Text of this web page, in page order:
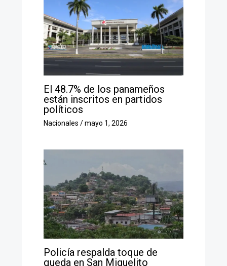
El 48.7% de los panameños
están inscritos en partidos
políticos
Nacionales /mayo 1, 2026
Policía respalda toque de
queda en San Miguelito